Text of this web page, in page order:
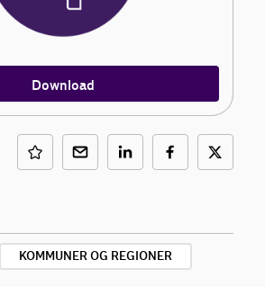
Download
KOMMUNER OG REGIONER